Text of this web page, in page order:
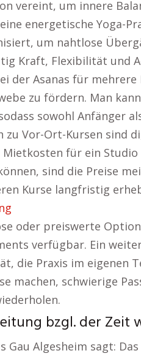
vereint, um innere
energetische Yoga-
um nahtlose
Kraft, Flexibilität und
der Asanas für
zu fördern. Man
sowohl Anfänger
zu Vor-Ort-Kursen sind
Mietkosten für ein
sind die Preise
Kurse langfristig
oder preiswerte
verfügbar. Ein
die Praxis im eigenen
machen, schwierige
bzgl. der Zeit
Gau Algesheim sagt: